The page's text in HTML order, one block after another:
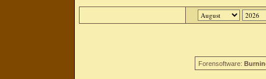
Forensoftware: